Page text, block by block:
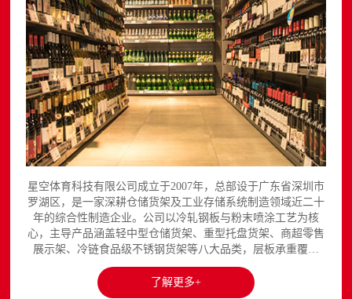
星空体育科技有限公司成立于2007年，总部设于广东省深圳市
罗湖区，是一家深耕仓储货架及工业存储系统制造领域近二十
年的综合性制造企业。公司以冷轧钢板与粉末喷涂工艺为核
心，主导产品涵盖轻中型仓储货架、重型托盘货架、商超零售
展示架、冷链食品级不锈钢货架等八大品类，层板承重覆盖
150至3000kg，产品出口欧美、东南亚、中东等区域市场，已
与国内外超过300家企业建立长期合作关系。星空平台官网提
供完整的产品展示与在线咨询服务...
了解更多+